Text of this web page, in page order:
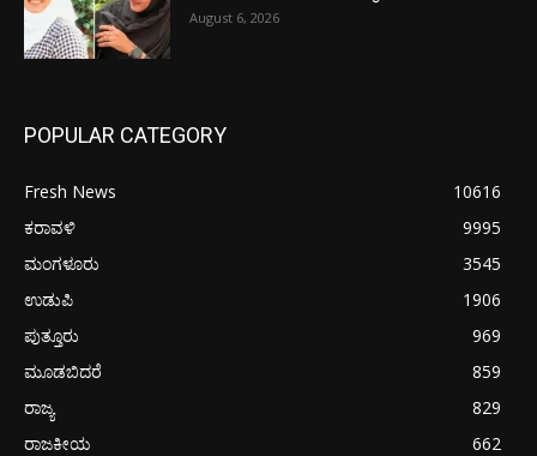
August 6, 2026
POPULAR CATEGORY
Fresh News
10616
ಕರಾವಳಿ
9995
ಮಂಗಳೂರು
3545
ಉಡುಪಿ
1906
ಪುತ್ತೂರು
969
ಮೂಡಬಿದರೆ
859
ರಾಜ್ಯ
829
ರಾಜಕೀಯ
662